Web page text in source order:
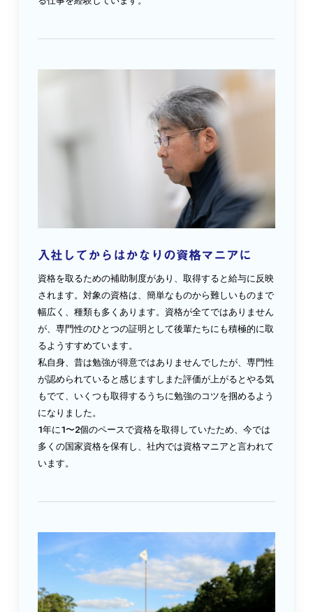
入社してからはかなりの資格マニアに
資格を取るための補助制度があり、取得すると給与に反映
されます。対象の資格は、簡単なものから難しいものまで
幅広く、種類も多くあります。資格が全てではありません
が、専門性のひとつの証明として後輩たちにも積極的に取
るようすすめています。
私自身、昔は勉強が得意ではありませんでしたが、専門性
が認められていると感じますしまた評価が上がるとやる気
もでて、いくつも取得するうちに勉強のコツを掴めるよう
になりました。
1年に1〜2個のペースで資格を取得していたため、今では
多くの国家資格を保有し、社内では資格マニアと言われて
います。